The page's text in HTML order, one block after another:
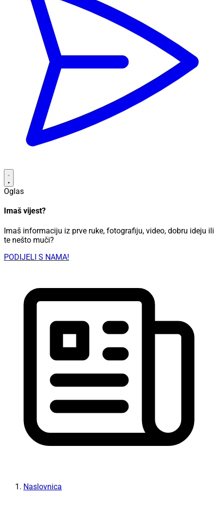
Oglas
Imaš vijest?
Imaš informaciju iz prve ruke, fotografiju, video, dobru ideju ili
te nešto muči?
PODIJELI S NAMA!
Naslovnica